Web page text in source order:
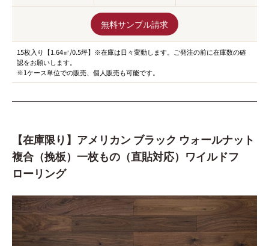
無料サンプル請求
15枚入り【1.64㎡/0.5坪】※在庫は日々変動します。ご発注の前に在庫数の確
認をお願いします。
※1ケース単位での販売、個人販売も可能です。
【在庫限り】アメリカン ブラック ウォールナット
複合（挽板）一枚もの（直貼対応）ワイルドフ
ローリング